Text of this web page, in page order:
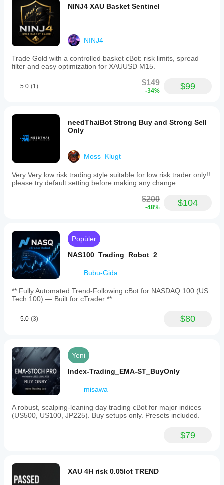
NINJ4 XAU Basket Sentinel
NINJ4
Trade Gold with a controlled basket cBot: risk limits, spread
filter and easy optimization for XAUUSD M15.
5.0 (1) $149
-34% $99
needThaiBot Strong Buy and Strong Sell
Only
Moss_Klugt
Very Very low risk trading style suitable for low risk trader only!!
please try default setting before making any change
$200
-48% $104
Popüler
NAS100_Trading_Robot_2
Bubu-Gida
** Fully Automated Trend-Following cBot for NASDAQ 100 (US
Tech 100) — Built for cTrader **
5.0 (3) $80
Yeni
Index-Trading_EMA-ST_BuyOnly
misawa
A robust, scalping-leaning day trading cBot for major indices
(US500, US100, JP225). Buy setups only. Presets included.
$79
XAU 4H risk 0.05lot TREND